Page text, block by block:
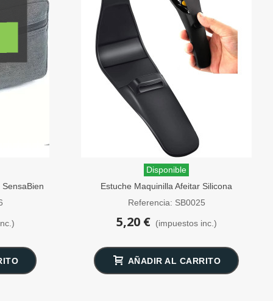
Disponible
Estuche Maquinilla Afeitar Silicona
SensaBien Negro
Referencia: SB0025
5,20 € (impuestos inc.)
AÑADIR AL CARRITO